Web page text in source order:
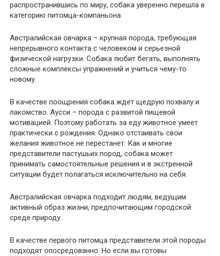
распространившись по миру, собака уверенно перешла в
категорию питомца-компаньона.
Австралийская овчарка – крупная порода, требующая
непрерывного контакта с человеком и серьезной
физической нагрузки. Собака любит бегать, выполнять
сложные комплексы упражнений и учиться чему-то
новому.
В качестве поощрения собака ждет щедрую похвалу и
лакомство. Аусси – порода с развитой пищевой
мотивацией. Поэтому работать за еду животное умеет
практически с рождения. Однако отстаивать свои
желания животное не перестанет. Как и многие
представители пастушьих пород, собака может
принимать самостоятельные решения и в экстренной
ситуации будет полагаться исключительно на себя.
Австралийская овчарка подходит людям, ведущим
активный образ жизни, предпочитающим городской
среде природу.
В качестве первого питомца представители этой породы
подходят опосредованно. Но если вы готовы